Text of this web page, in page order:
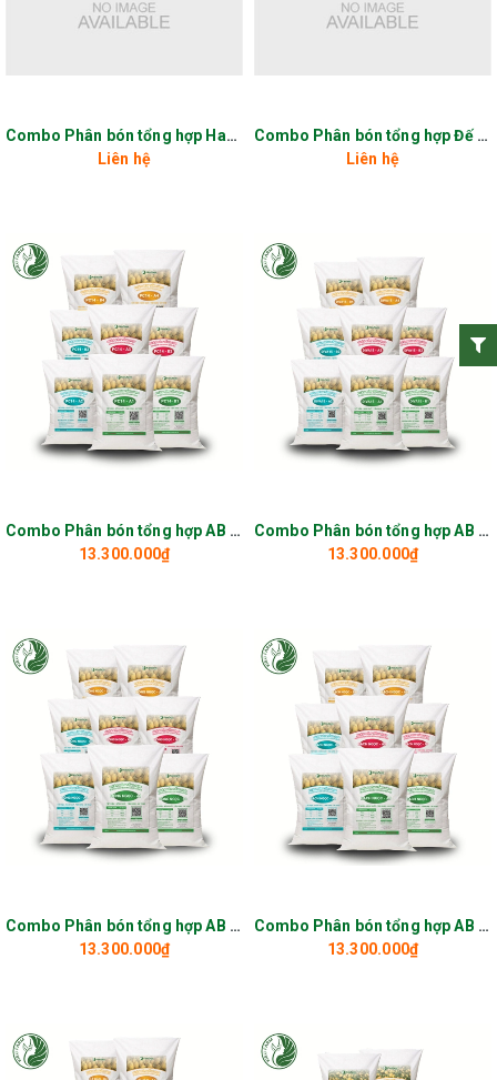
Combo Phân bón tổng hợp Hami 77
Liên hệ
Combo Phân bón tổng hợp Đế đặc mật
Liên hệ
Combo Phân bón tổng hợp AB PC14
13.300.000₫
Combo Phân bón tổng hợp AB Diva15
13.300.000₫
Combo Phân bón tổng hợp AB Dưa lê Hồng Ngọc
13.300.000₫
Combo Phân bón tổng hợp AB Dưa lê Bạch Ngọc
13.300.000₫